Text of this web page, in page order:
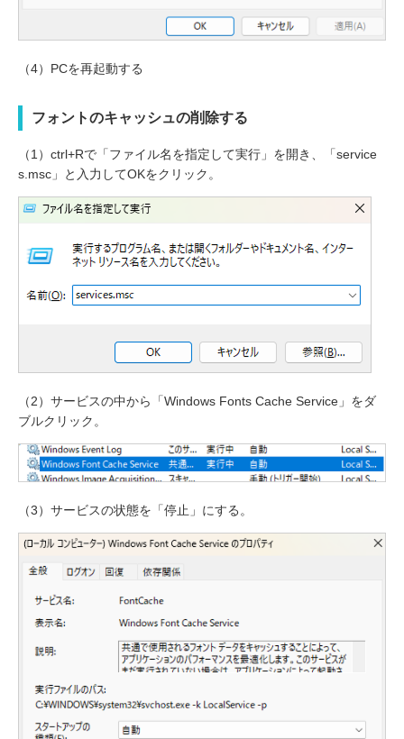
（4）PCを再起動する
フォントのキャッシュの削除する
（1）ctrl+Rで「ファイル名を指定して実行」を開き、「service
s.msc」と入力してOKをクリック。
（2）サービスの中から「Windows Fonts Cache Service」をダ
ブルクリック。
（3）サービスの状態を「停止」にする。